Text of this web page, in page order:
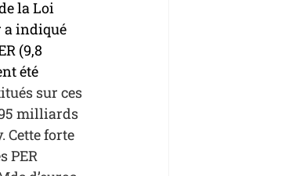
la Loi
a indiqué
(9,8
été
sur ces
milliards
Cette forte
PER